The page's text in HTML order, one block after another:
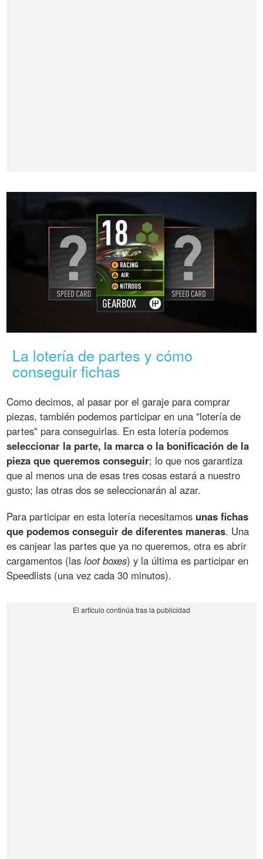
La lotería de partes y cómo
conseguir fichas
Como decimos, al pasar por el garaje para comprar
piezas, también podemos participar en una "lotería de
partes" para conseguirlas. En esta lotería podemos
seleccionar la parte, la marca o la bonificación de la
pieza que queremos conseguir; lo que nos garantiza
que al menos una de esas tres cosas estará a nuestro
gusto; las otras dos se seleccionarán al azar.
Para participar en esta lotería necesitamos unas fichas
que podemos conseguir de diferentes maneras. Una
es canjear las partes que ya no queremos, otra es abrir
cargamentos (lasloot boxes) y la última es participar en
Speedlists (una vez cada 30 minutos).